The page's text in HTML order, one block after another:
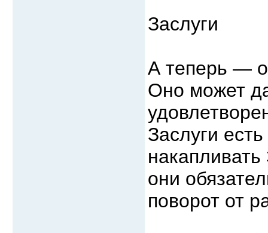
Заслуги
А теперь — о
Оно может
Заслуги
они
поворот от